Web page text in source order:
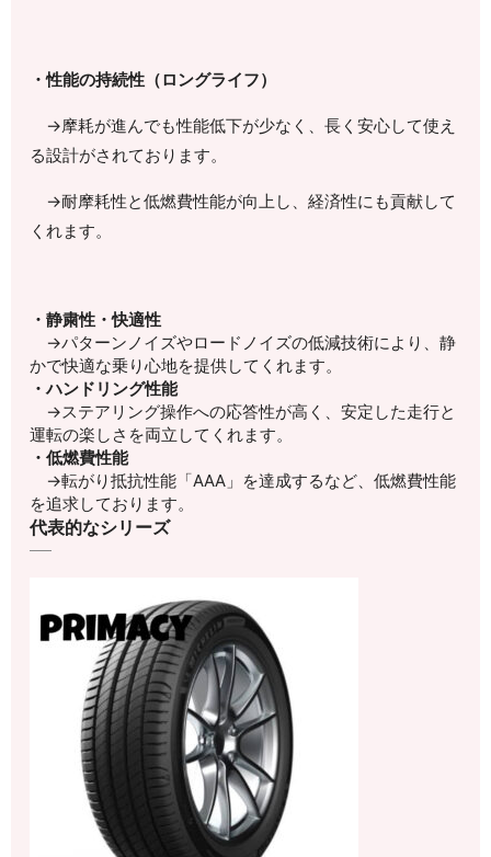
・性能の持続性（ロングライフ）
→摩耗が進んでも性能低下が少なく、長く安心して使え
る設計がされております。
→耐摩耗性と低燃費性能が向上し、経済性にも貢献して
くれます。
・静粛性・快適性
→パターンノイズやロードノイズの低減技術により、静
かで快適な乗り心地を提供してくれます。
・ハンドリング性能
→ステアリング操作への応答性が高く、安定した走行と
運転の楽しさを両立してくれます。
・低燃費性能
→転がり抵抗性能「AAA」を達成するなど、低燃費性能
を追求しております。
代表的なシリーズ